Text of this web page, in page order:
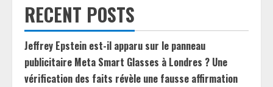
RECENT POSTS
Jeffrey Epstein est-il apparu sur le panneau
publicitaire Meta Smart Glasses à Londres ? Une
vérification des faits révèle une fausse affirmation